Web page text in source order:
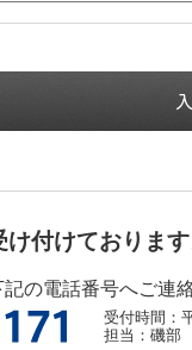
付けておりま
の電話番号へご連
受付時間：
担当：磯部